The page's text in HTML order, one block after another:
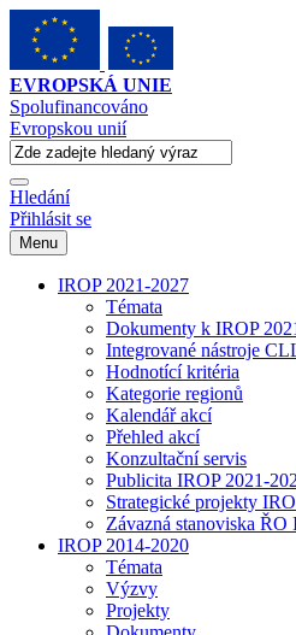
EVROPSKÁ UNIE
Spolufinancováno
Evropskou unií
Hledání
Přihlásit se
Menu
IROP 2021-2027
Témata
Dokumenty k IROP
Integrované nástroje
Hodnotící kritéria
Kategorie regionů
Kalendář akcí
Přehled akcí
Konzultační servis
Publicita IROP 2021-
Strategické projekty
Závazná stanoviska ŘO
IROP 2014-2020
Témata
Výzvy
Projekty